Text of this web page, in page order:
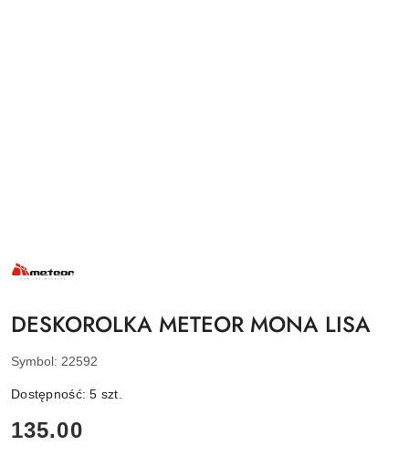
NAZWA
PRODUCENTA:
DESKOROLKA METEOR MONA LISA
Symbol: 22592
Dostępność:5 szt.
cena:
135.00